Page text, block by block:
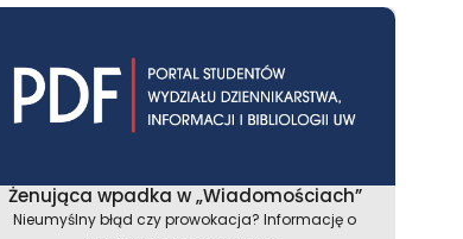
Żenująca wpadka w „Wiadomościach”
Nieumyślny błąd czy prowokacja? Informację o